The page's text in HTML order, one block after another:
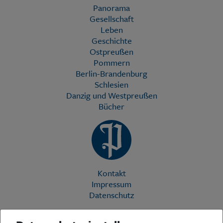
Panorama
Gesellschaft
Leben
Geschichte
Ostpreußen
Pommern
Berlin-Brandenburg
Schlesien
Danzig und Westpreußen
Bücher
Kontakt
Impressum
Datenschutz